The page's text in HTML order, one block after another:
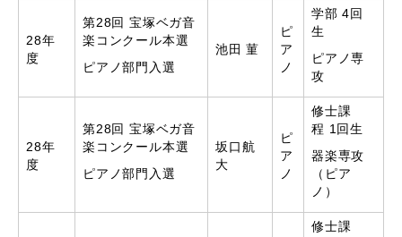
28年
度
第28回 宝塚ベガ音
楽コンクール本選
ピアノ部門入選
池田 菫
ピ
ア
ノ
学部 4回
生
ピアノ専
攻
28年
度
第28回 宝塚ベガ音
楽コンクール本選
ピアノ部門入選
坂口航
大
ピ
ア
ノ
修士課
程 1回生
器楽専攻
（ピア
ノ）
修士課